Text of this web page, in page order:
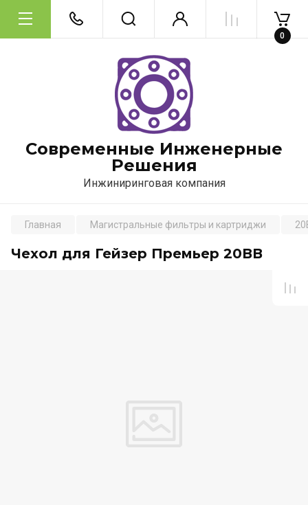
Современные Инженерные
Решения
Инжиниринговая компания
0
Главная Магистральные фильтры и картриджи
Чехол для Гейзер Премьер 20ВВ